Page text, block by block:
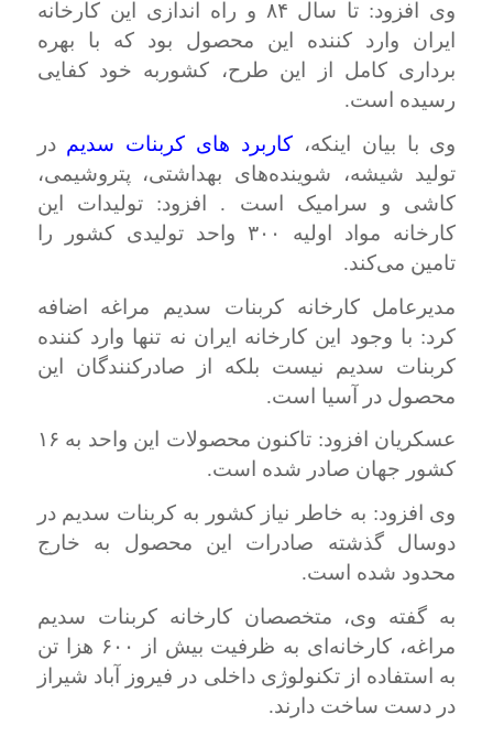
وی افزود: تا سال ۸۴ و راه اندازی این کارخانه
ایران وارد کننده این محصول بود که با بهره
برداری کامل از این طرح، کشوربه خود کفایی
رسیده است.
وی با بیان اینکه، کاربرد های کربنات سدیم در
تولید شیشه، شوینده‌های بهداشتی، پتروشیمی،
کاشی و سرامیک است . افزود: تولیدات این
کارخانه مواد اولیه ۳۰۰ واحد تولیدی کشور را
تامین می‌کند.
مدیرعامل کارخانه کربنات سدیم مراغه اضافه
کرد: با وجود این کارخانه ایران نه تنها وارد کننده
کربنات سدیم نیست بلکه از صادرکنندگان این
محصول در آسیا است.
عسکریان افزود: تاکنون محصولات این واحد به ۱۶
کشور جهان صادر شده است.
وی افزود: به خاطر نیاز کشور به کربنات سدیم در
دوسال گذشته صادرات این محصول به خارج
محدود شده است.
به گفته وی، متخصصان کارخانه کربنات سدیم
مراغه، کارخانه‌ای به ظرفیت بیش از ۶۰۰ هزا تن
به استفاده از تکنولوژی داخلی در فیروز آباد شیراز
در دست ساخت دارند.